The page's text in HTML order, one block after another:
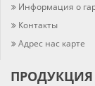
Информация о
Контакты
Адрес нас карте
ПРОДУКЦИЯ